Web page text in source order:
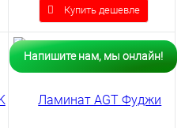
Купить дешевле
Напишите нам, мы онлайн!